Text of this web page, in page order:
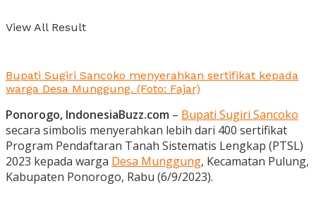
View All Result
Bupati Sugiri Sancoko menyerahkan sertifikat kepada
warga Desa Munggung. (Foto: Fajar)
Ponorogo, IndonesiaBuzz.com – Bupati Sugiri Sancoko
secara simbolis menyerahkan lebih dari 400 sertifikat
Program Pendaftaran Tanah Sistematis Lengkap (PTSL)
2023 kepada warga Desa Munggung, Kecamatan Pulung,
Kabupaten Ponorogo, Rabu (6/9/2023).